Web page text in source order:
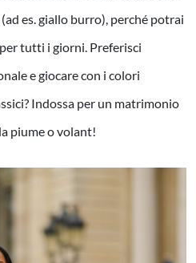
es. giallo burro), perché potrai
tutti i giorni. Preferisci
e giocare con i colori
Indossa per un matrimonio
piume o volant!